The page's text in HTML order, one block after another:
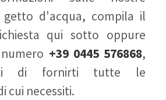
getto d'acqua, compila il
qui sotto oppure
+39 0445 576868,
di fornirti tutte le
cui necessiti.